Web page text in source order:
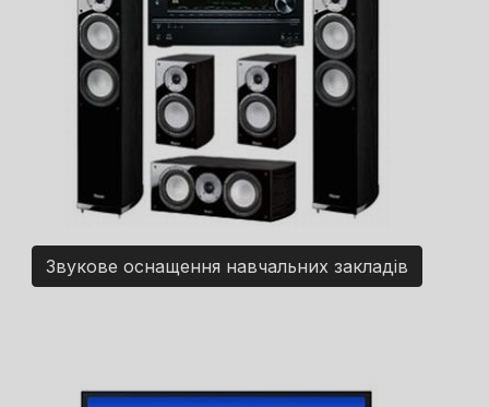
Звукове оснащення навчальних закладів